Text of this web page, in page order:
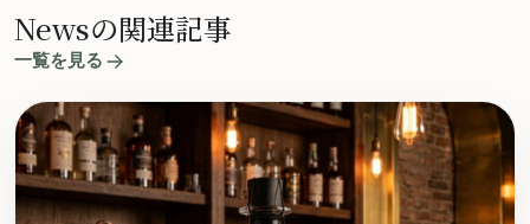
Newsの関連記事
一覧を見る